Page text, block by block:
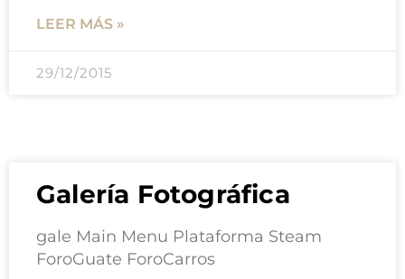
LEER MÁS »
29/12/2015
Galería Fotográfica
gale Main Menu Plataforma Steam
ForoGuate ForoCarros